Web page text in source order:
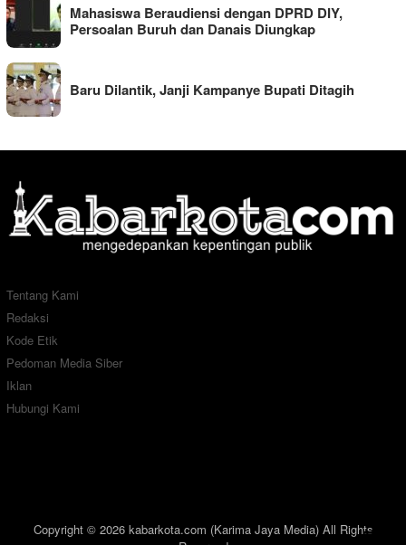
Mahasiswa Beraudiensi dengan DPRD DIY,
Persoalan Buruh dan Danais Diungkap
Baru Dilantik, Janji Kampanye Bupati Ditagih
Tentang Kami
Redaksi
Kode Etik
Pedoman Media Siber
Iklan
Hubungi Kami
Copyright © 2026 kabarkota.com (Karima Jaya Media) All Rights